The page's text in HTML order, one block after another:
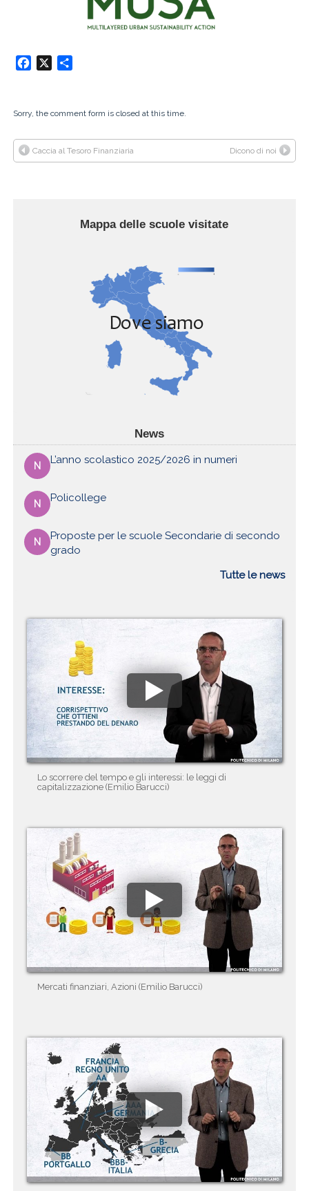
Facebook
Sorry, the comment form is closed at this time.
Caccia al Tesoro Finanziaria Dicono di noi
Mappa delle scuole visitate
News
N L’anno scolastico 2025/2026 in numeri
N Policollege
N
Proposte per le scuole Secondarie di secondo
grado
Tutte le news
Lo scorrere del tempo e gli interessi: le leggi di
capitalizzazione (Emilio Barucci)
Mercati finanziari, Azioni (Emilio Barucci)